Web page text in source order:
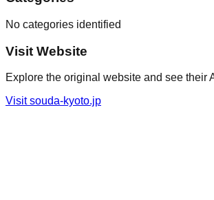
No categories identified
Visit Website
Explore the original website and see their
Visitsouda-kyoto.jp